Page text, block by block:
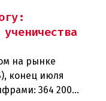
на рынке
конец июля
364 200